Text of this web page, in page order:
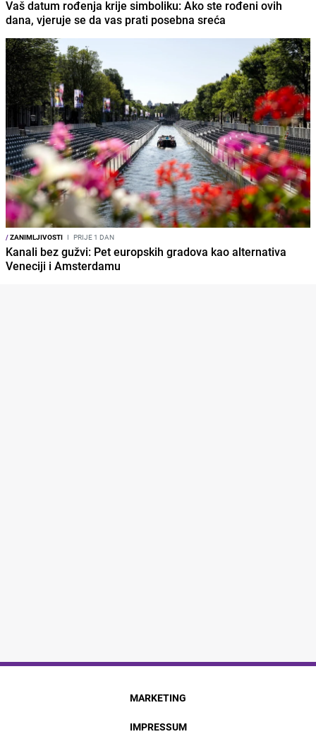
Vaš datum rođenja krije simboliku: Ako ste rođeni ovih
dana, vjeruje se da vas prati posebna sreća
/ZANIMLJIVOSTI I PRIJE 1 DAN
Kanali bez gužvi: Pet europskih gradova kao alternativa
Veneciji i Amsterdamu
MARKETING
IMPRESSUM